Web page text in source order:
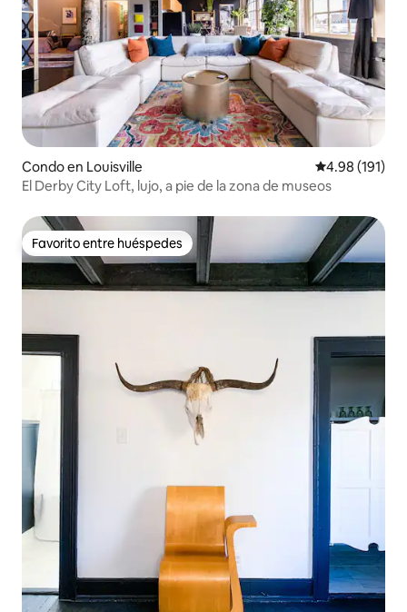
Condo en Louisville Calificación
4.98 (191)
El Derby City Loft, lujo, a pie de la zona de museos
Favorito entre huéspedes
Favorito entre huéspedes